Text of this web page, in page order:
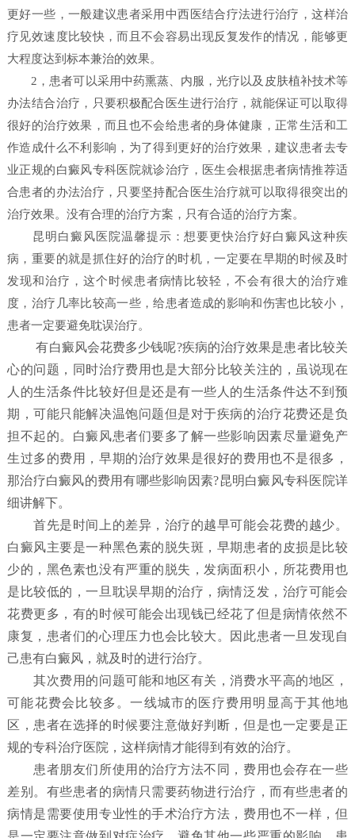
更好一些，一般建议患者采用中西医结合疗法进行治疗，这样治
疗见效速度比较快，而且不会容易出现反复发作的情况，能够更
大程度达到标本兼治的效果。
2，患者可以采用中药熏蒸、内服，光疗以及皮肤植补技术等
办法结合治疗，只要积极配合医生进行治疗，就能保证可以取得
很好的治疗效果，而且也不会给患者的身体健康，正常生活和工
作造成什么不利影响，为了得到更好的治疗效果，建议患者去专
业正规的白癜风专科医院就诊治疗，医生会根据患者病情推荐适
合患者的办法治疗，只要坚持配合医生治疗就可以取得很突出的
治疗效果。没有合理的治疗方案，只有合适的治疗方案。
昆明白癜风医院温馨提示：想要更快治疗好白癜风这种疾
病，重要的就是抓住好的治疗的时机，一定要在早期的时候及时
发现和治疗，这个时候患者病情比较轻，不会有很大的治疗难
度，治疗几率比较高一些，给患者造成的影响和伤害也比较小，
患者一定要避免耽误治疗。
有白癜风会花费多少钱呢?疾病的治疗效果是患者比较关
心的问题，同时治疗费用也是大部分比较关注的，虽说现在
人的生活条件比较好但是还是有一些人的生活条件达不到预
期，可能只能解决温饱问题但是对于疾病的治疗花费还是负
担不起的。白癜风患者们要多了解一些影响因素尽量避免产
生过多的费用，早期的治疗效果是很好的费用也不是很多，
那治疗白癜风的费用有哪些影响因素?昆明白癜风专科医院详
细讲解下。
首先是时间上的差异，治疗的越早可能会花费的越少。
白癜风主要是一种黑色素的脱失斑，早期患者的皮损是比较
少的，黑色素也没有严重的脱失，发病面积小，所花费用也
是比较低的，一旦耽误早期的治疗，病情泛发，治疗可能会
花费更多，有的时候可能会出现钱已经花了但是病情依然不
康复，患者们的心理压力也会比较大。因此患者一旦发现自
己患有白癜风，就及时的进行治疗。
其次费用的问题可能和地区有关，消费水平高的地区，
可能花费会比较多。一线城市的医疗费用明显高于其他地
区，患者在选择的时候要注意做好判断，但是也一定要是正
规的专科治疗医院，这样病情才能得到有效的治疗。
患者朋友们所使用的治疗方法不同，费用也会存在一些
差别。有些患者的病情只需要药物进行治疗，而有些患者的
病情是需要使用专业性的手术治疗方法，费用也不一样，但